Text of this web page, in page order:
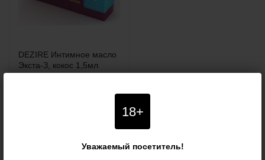
18+
Уважаемый посетитель!
DEZIRE Интимное масло
Экста-З, кокос 1,5мл